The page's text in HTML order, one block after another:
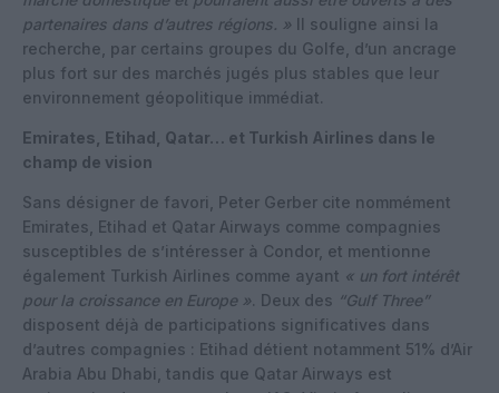
partenaires dans d’autres régions. » Il souligne ainsi la
recherche, par certains groupes du Golfe, d’un ancrage
plus fort sur des marchés jugés plus stables que leur
environnement géopolitique immédiat.
Emirates, Etihad, Qatar… et Turkish Airlines dans le
champ de vision
Sans désigner de favori, Peter Gerber cite nommément
Emirates, Etihad et Qatar Airways comme compagnies
susceptibles de s’intéresser à Condor, et mentionne
également Turkish Airlines comme ayant « un fort intérêt
pour la croissance en Europe ». Deux des “Gulf Three”
disposent déjà de participations significatives dans
d’autres compagnies : Etihad détient notamment 51% d’Air
Arabia Abu Dhabi, tandis que Qatar Airways est